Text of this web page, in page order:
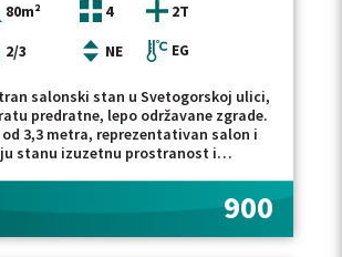
kao i nekretnina za izdavanje na
uslovima poslovanja agencije DIVIS
80m² 4
2T
2/3
NE EG
salonski stan u Svetogorskoj ulici,
predratne, lepo održavane zgrade.
3,3 metra, reprezentativan salon i
stanu izuzetnu prostranost i
prostor, kancelarije, agenciju ili
delatnost. Stan se sastoji od
reprezentativnog salona, velike
dve sobe (uz mogućnost
900